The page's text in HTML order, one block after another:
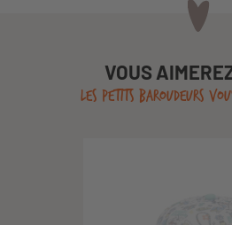
VOUS
LES PETITS BAROUDEURS